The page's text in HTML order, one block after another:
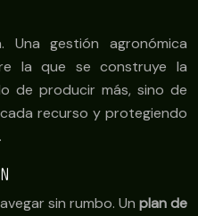
gestión agronómica
la que se construye la
de producir más, sino de
recurso y protegiendo
sin rumbo. Un plan de